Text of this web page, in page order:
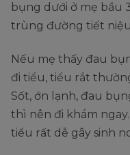
bụng dưới ở mẹ bầu
trùng đường tiết
Nếu mẹ thấy đau
đi tiểu, tiểu rắt
Sốt, ớn lạnh, đau
thì nên đi khám
tiểu rất dễ gây sinh